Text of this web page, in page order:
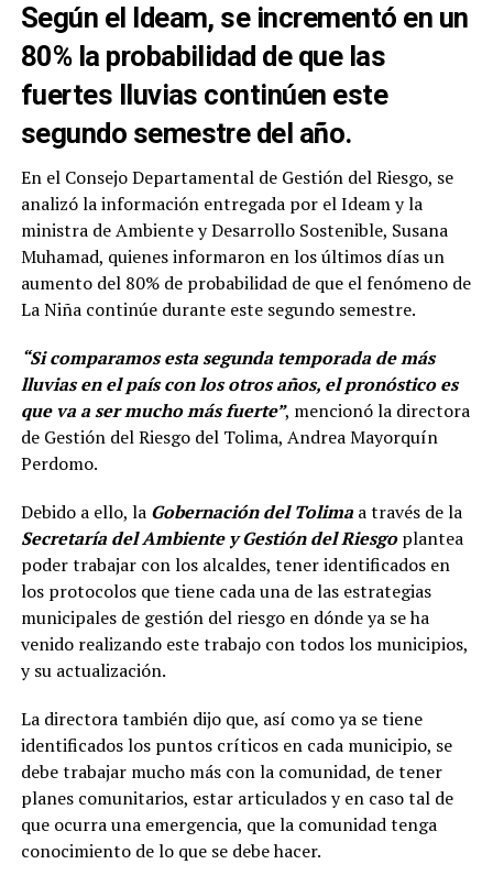
Según el Ideam, se incrementó en un
80% la probabilidad de que las
fuertes lluvias continúen este
segundo semestre del año.
En el Consejo Departamental de Gestión del Riesgo, se
analizó la información entregada por el Ideam y la
ministra de Ambiente y Desarrollo Sostenible, Susana
Muhamad, quienes informaron en los últimos días un
aumento del 80% de probabilidad de que el fenómeno de
La Niña continúe durante este segundo semestre.
“Si comparamos esta segunda temporada de más
lluvias en el país con los otros años, el pronóstico es
que va a ser mucho más fuerte”, mencionó la directora
de Gestión del Riesgo del Tolima, Andrea Mayorquín
Perdomo.
Debido a ello, laGobernación del Tolimaa través de la
Secretaría del Ambiente y Gestión del Riesgoplantea
poder trabajar con los alcaldes, tener identificados en
los protocolos que tiene cada una de las estrategias
municipales de gestión del riesgo en dónde ya se ha
venido realizando este trabajo con todos los municipios,
y su actualización.
La directora también dijo que, así como ya se tiene
identificados los puntos críticos en cada municipio, se
debe trabajar mucho más con la comunidad, de tener
planes comunitarios, estar articulados y en caso tal de
que ocurra una emergencia, que la comunidad tenga
conocimiento de lo que se debe hacer.